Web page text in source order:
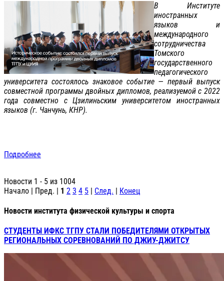
В Институте
иностранных
языков и
международного
сотрудничества
Томского
государственного
педагогического
университета состоялось знаковое событие — первый выпуск
совместной программы двойных дипломов, реализуемой с 2022
года совместно с Цзилиньским университетом иностранных
языков (г. Чанчунь, КНР).
Подробнее
Новости 1 - 5 из 1004
Начало | Пред. | 1 2 3 4 5 | След. | Конец
Новости института физической культуры и спорта
СТУДЕНТЫ ИФКС ТГПУ СТАЛИ ПОБЕДИТЕЛЯМИ ОТКРЫТЫХ
РЕГИОНАЛЬНЫХ СОРЕВНОВАНИЙ ПО ДЖИУ-ДЖИТСУ